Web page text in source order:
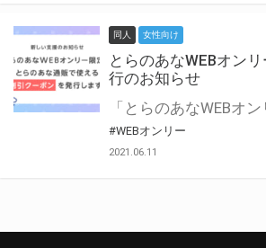
同人 女性向け
とらのあなWEBオン
行のお知らせ
#WEBオンリー
2021.06.11